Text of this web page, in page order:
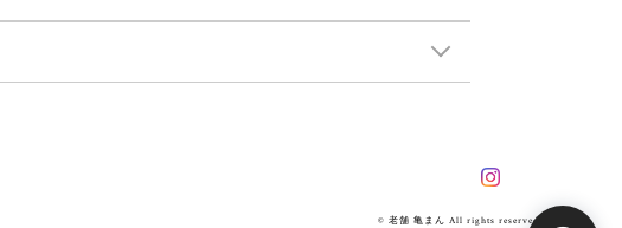
© 老舗 亀まん All rights reserved.